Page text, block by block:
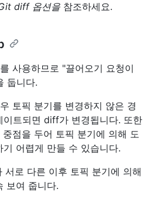
diff 옵션을 참조하세요.
사용하므로 "끌어오기 요청이
둡니다.
토픽 분기를 변경하지 않은 경
이트되면 diff가 변경됩니다. 또한
점을 두어 토픽 분기에 의해 도
어렵게 만들 수 있습니다.
서로 다른 이후 토픽 분기에 의해
보여 줍니다.